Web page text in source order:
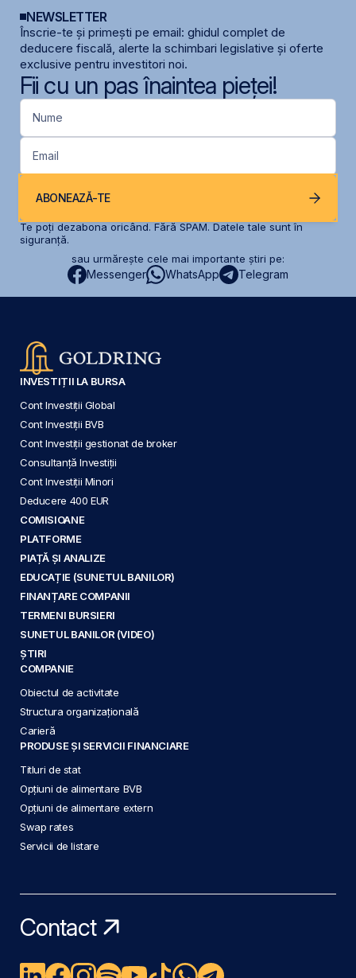
NEWSLETTER
Înscrie-te și primești pe email: ghidul complet de
deducere fiscală, alerte la schimbari legislative și oferte
exclusive pentru investitori noi.
Fii cu un pas înaintea pieței!
Nume
Email
ABONEAZĂ-TE
Te poți dezabona oricând. Fără SPAM. Datele tale sunt în
siguranță.
sau urmărește cele mai importante știri pe:
Messenger WhatsApp Telegram
INVESTIȚII LA BURSA
Cont Investiții Global
Cont Investiții BVB
Cont Investiții gestionat de broker
Consultanță Investiții
Cont Investiții Minori
Deducere 400 EUR
COMISIOANE
PLATFORME
PIAȚĂ ȘI ANALIZE
EDUCAȚIE (SUNETUL BANILOR)
FINANȚARE COMPANII
TERMENI BURSIERI
SUNETUL BANILOR (VIDEO)
ȘTIRI
COMPANIE
Obiectul de activitate
Structura organizațională
Carieră
PRODUSE ȘI SERVICII FINANCIARE
Titluri de stat
Opțiuni de alimentare BVB
Opțiuni de alimentare extern
Swap rates
Servicii de listare
Contact